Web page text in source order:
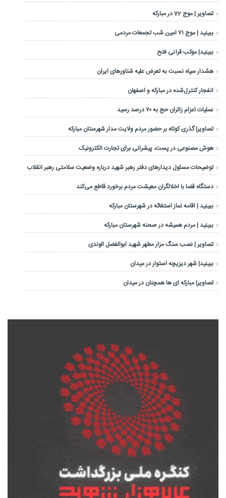
تصاویر | موج 72 در مبارکه
ببینید | موج ۷۱ امین شب تجمعات مردمی
ببینید| موکب قرآنی فتح
هشدار سپاه نسبت به تعرض علیه شناورهای ایران
انفجار کنترل‌شده در مبارکه و اصفهان
عملیات اعزام زائران حج به ۷۰ درصد رسید
تصاویر| گذری کوتاه بر حضور مردم ولایت مدار شهرستان مبارکه
هوش مصنوعی در پست، پیشرانی برای تجارت الکترونیک
توضیحات مسئول دیدارهای دفتر رهبر شهید درباره وضعیت سلامتی رهبر انقلاب
دستگاه قضا با اخلالگران معیشت مردم برخورد قاطع می‌کند
ببینید | اقامه نماز استغاثه در شهرستان مبارکه
ببینید | مردم همیشه در صحنه شهرستان مبارکه
تصاویر | نصب سنگ مزار مطهر شهید ابوالفضل الوندی
ببینید| شهر دیزیچه استوار در میدان
تصاویر| مبارکه ای ها همچنان در میدان